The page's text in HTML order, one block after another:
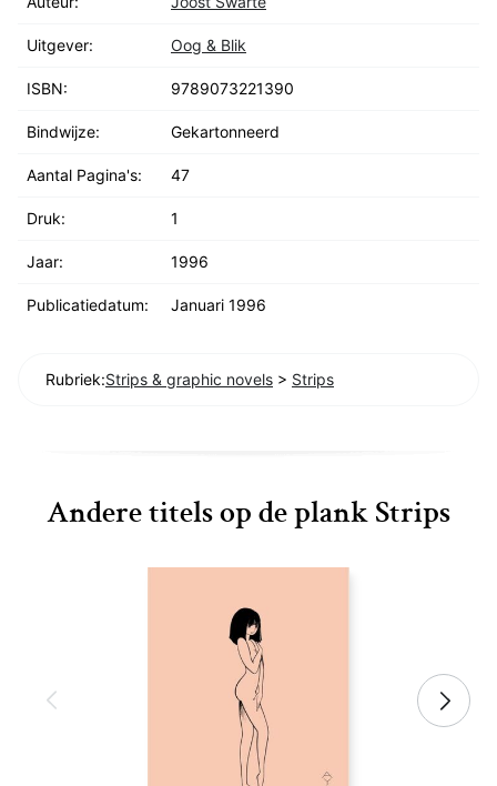
Uitgever: Oog & Blik
ISBN: 9789073221390
Bindwijze: Gekartonneerd
Aantal Pagina's: 47
Druk: 1
Jaar: 1996
Publicatiedatum: Januari 1996
Rubriek:Strips & graphic novels > Strips
Andere titels op de plank Strips